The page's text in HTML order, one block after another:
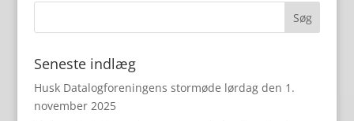
Seneste indlæg
Husk Datalogforeningens stormøde lørdag den 1.
november 2025